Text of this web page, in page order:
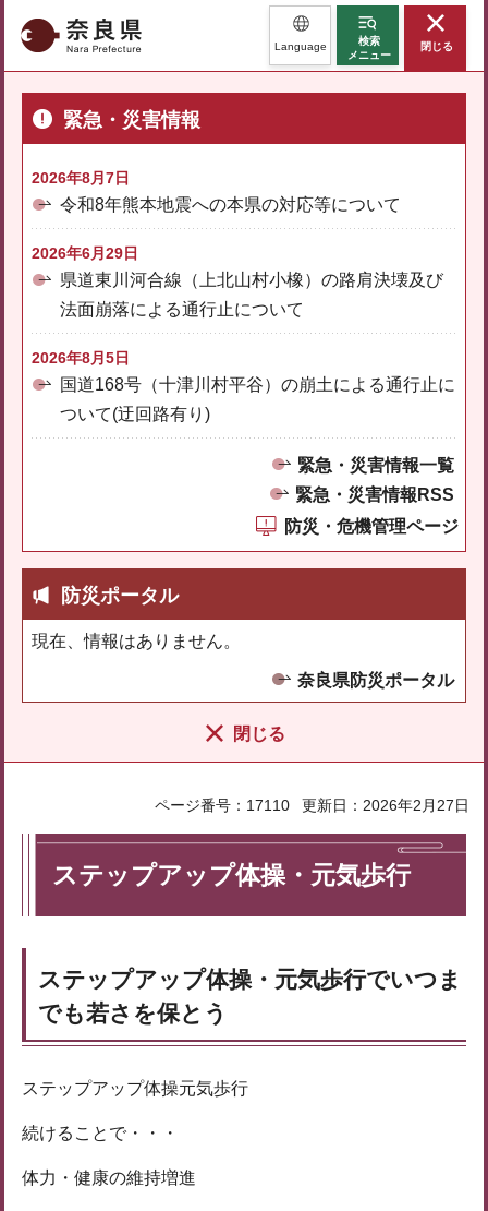
奈良県 Language
検索
メニュー
閉じる
緊急・災害情報
2026年8月7日
令和8年熊本地震への本県の対応等について
2026年6月29日
県道東川河合線（上北山村小橡）の路肩決壊及び
法面崩落による通行止について
2026年8月5日
国道168号（十津川村平谷）の崩土による通行止に
ついて(迂回路有り)
緊急・災害情報一覧
緊急・災害情報RSS
防災・危機管理ページ
防災ポータル
現在、情報はありません。
奈良県防災ポータル
閉じる
ページ番号：17110 更新日：2026年2月27日
ステップアップ体操・元気歩行
ステップアップ体操・元気歩行でいつま
でも若さを保とう
ステップアップ体操元気歩行
続けることで・・・
体力・健康の維持増進